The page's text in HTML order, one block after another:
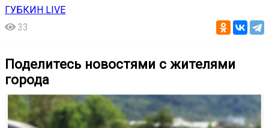
ГУБКИН LIVE
33
Поделитесь новостями с жителями
города